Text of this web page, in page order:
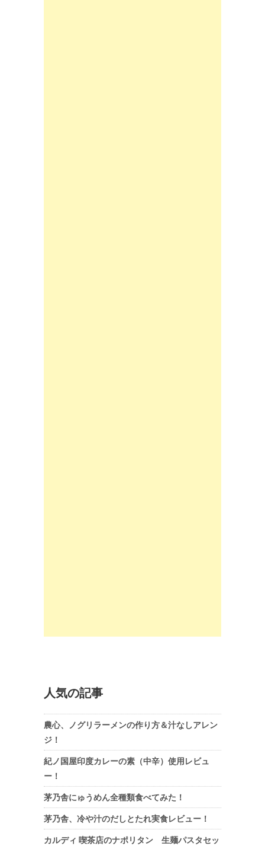
人気の記事
農心、ノグリラーメンの作り方＆汁なしアレン
ジ！
紀ノ国屋印度カレーの素（中辛）使用レビュ
ー！
茅乃舎にゅうめん全種類食べてみた！
茅乃舎、冷や汁のだしとたれ実食レビュー！
カルディ 喫茶店のナポリタン 生麺パスタセッ